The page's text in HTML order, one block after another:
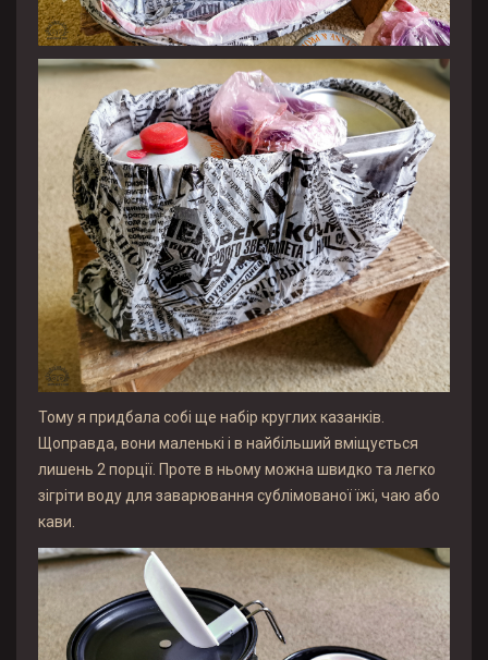
Тому я придбала собі ще набір круглих казанків.
Щоправда, вони маленькі і в найбільший вміщується
лишень 2 порції. Проте в ньому можна швидко та легко
зігріти воду для заварювання сублімованої їжі, чаю або
кави.